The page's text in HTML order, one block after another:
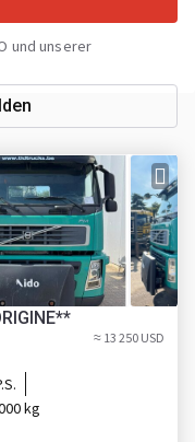
und unserer
≈ 13 250 USD
kg